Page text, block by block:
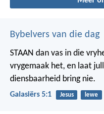
Bybelvers van die dag
STAAN dan vas in die
vrygemaak het, en laat
diensbaarheid bring nie.
Galasiërs 5:1 Jesus lewe